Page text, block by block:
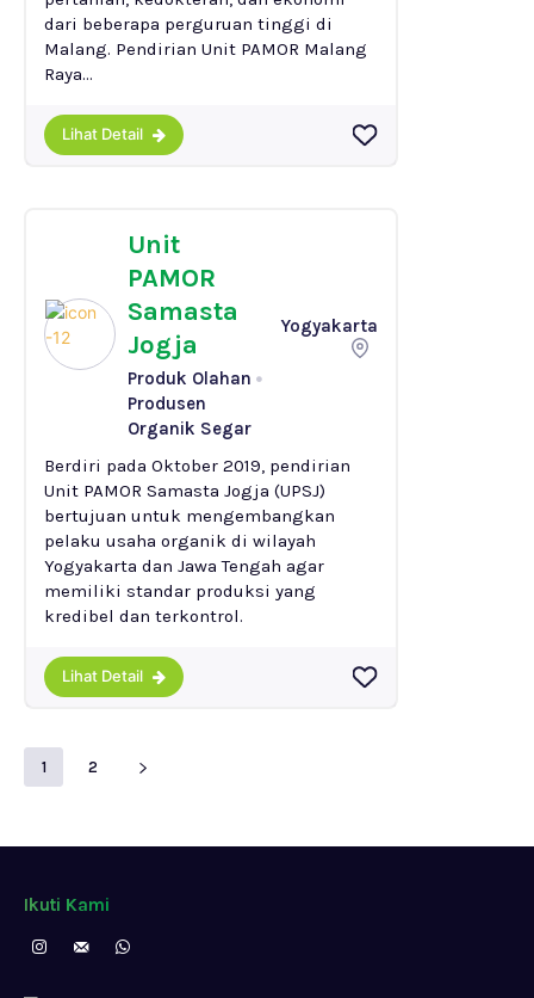
dari beberapa perguruan tinggi di
Malang. Pendirian Unit PAMOR Malang
Raya...
Lihat Detail
Unit
PAMOR
Samasta
Jogja
Produk Olahan
Produsen
Organik Segar
Yogyakarta
Berdiri pada Oktober 2019, pendirian
Unit PAMOR Samasta Jogja (UPSJ)
bertujuan untuk mengembangkan
pelaku usaha organik di wilayah
Yogyakarta dan Jawa Tengah agar
memiliki standar produksi yang
kredibel dan terkontrol.
Lihat Detail
1 2
Ikuti Kami